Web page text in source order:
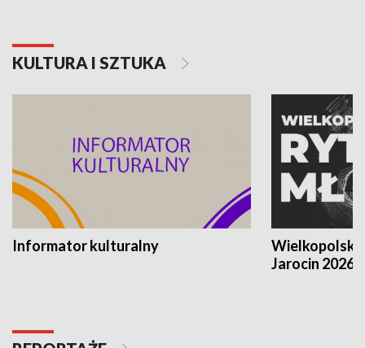
KULTURA I SZTUKA
Informator kulturalny
Jarocin 2026